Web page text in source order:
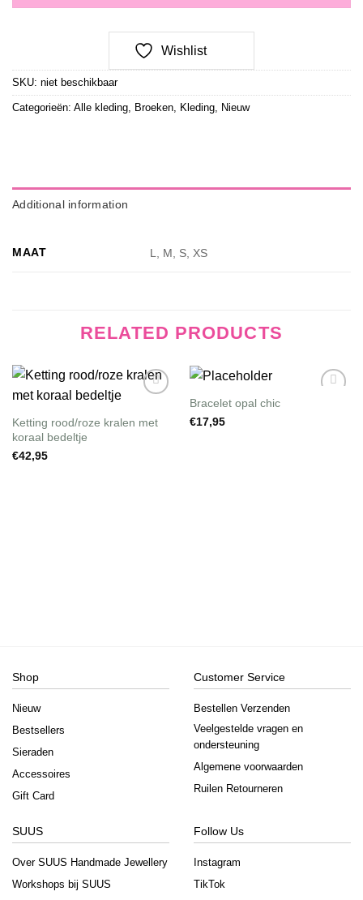
Wishlist
SKU: niet beschikbaar
Categorieën: Alle kleding Broeken Kleding Nieuw
Additional information
MAAT L, M, S, XS
RELATED PRODUCTS
Ketting rood/roze kralen met
koraal bedeltje
€42,95
Bracelet opal chic
€17,95
Shop
Nieuw
Bestsellers
Sieraden
Accessoires
Gift Card
Customer Service
Bestellen Verzenden
Veelgestelde vragen en
ondersteuning
Algemene voorwaarden
Ruilen Retourneren
SUUS
Over SUUS Handmade Jewellery
Workshops bij SUUS
Follow Us
Instagram
TikTok